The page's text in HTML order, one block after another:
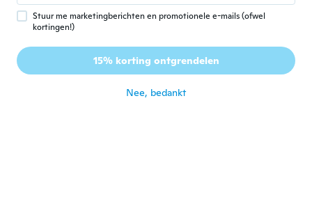
2017
Alles super
ongeveer 4 jaar geleden
Lid geworden van 2017
Stuur me marketingberichten en promotionele e-mails (ofwel
kortingen!)
15% korting ontgrendelen
Nee, bedankt